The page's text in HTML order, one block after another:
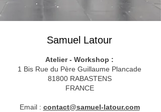
Samuel Latour
Atelier - Workshop :
1 Bis Rue du Père Guillaume Plancade
81800 RABASTENS
FRANCE
Email : contact@samuel-latour.com